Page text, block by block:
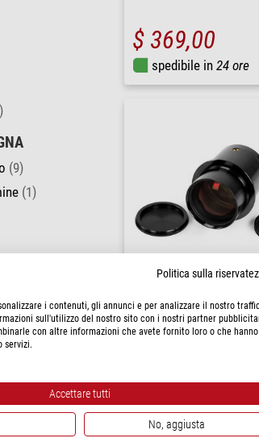
(9)
(1)
$ 369,00
spedibile in 24 ore
Spianatore/Riduttore Pro
ED APO
Politica sulla
i contenuti, gli annunci e per analizzare il nostro
sull'utilizzo del nostro sito con i nostri partner
con altre informazioni che avete fornito loro o che hanno
servizi.
Accettare tutti
No, aggiusta